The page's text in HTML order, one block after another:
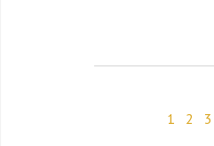
1 2 3